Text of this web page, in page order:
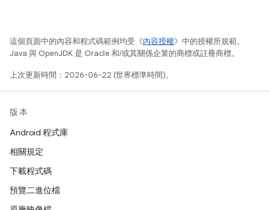
這個頁面中的內容和程式碼範例均受《內容授權》中的授權所規範。
Java 與 OpenJDK 是 Oracle 和/或其關係企業的商標或註冊商標。
上次更新時間：2026-06-22 (世界標準時間)。
版本
Android 程式庫
相關規定
下載程式碼
預覽二進位檔